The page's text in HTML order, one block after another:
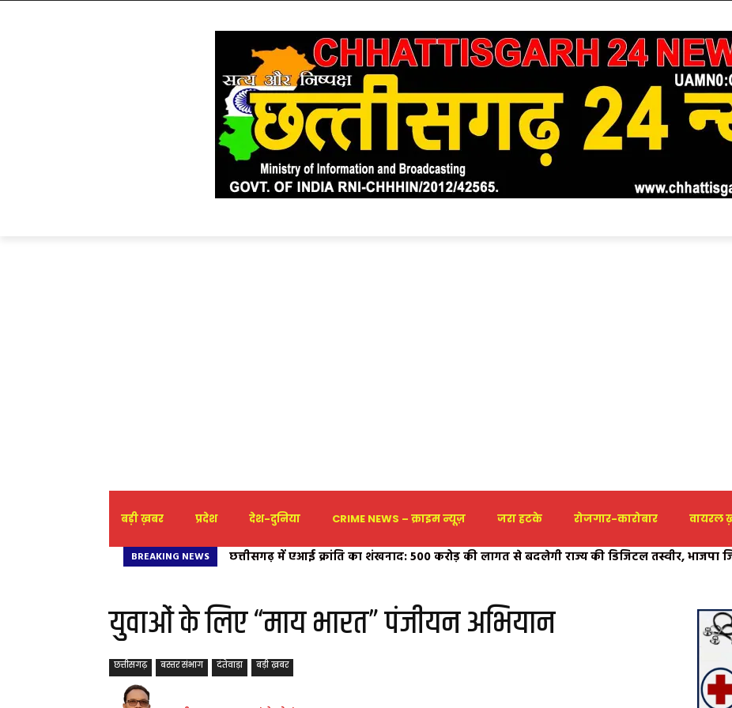
बड़ी ख़बर प्रदेश देश-दुनिया CRIME NEWS – क्राइम न्यूज़ जरा हटके रोजगार-कारोबार वायरल
BREAKING NEWS
छत्तीसगढ़ में एआई क्रांति का शंखनाद: 500 करोड़ की लागत से बदलेगी राज्य की डिजिटल तस्वीर, भाजपा
राज्य शासन की निधि के सदुपयोग और जनहितैषी विकास कार्यों हेतु CMO को ज्ञापन भाजपा नेता एवं
युवाओं के लिए “माय भारत” पंजीयन अभियान
छत्तीसगढ़ बस्तर संभाग दंतेवाड़ा बड़ी ख़बर